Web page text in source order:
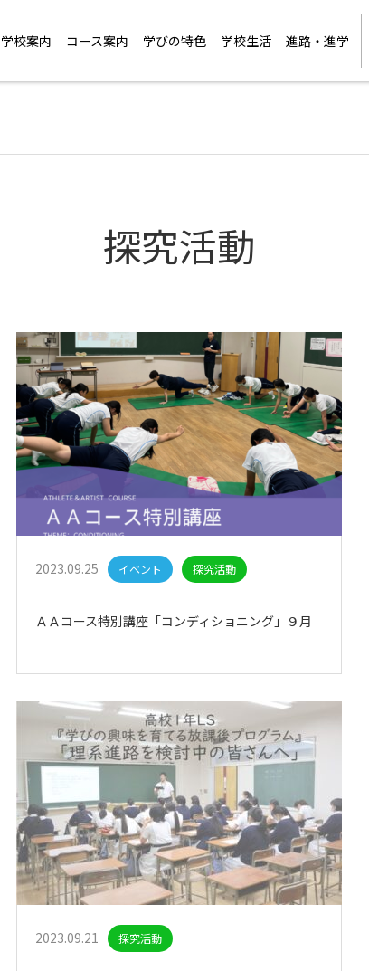
学校案内 コース案内 学びの特色 学校生活 進路・進学
探究活動
2023.09.25 イベント 探究活動
ＡＡコース特別講座「コンディショニング」９月
2023.09.21 探究活動